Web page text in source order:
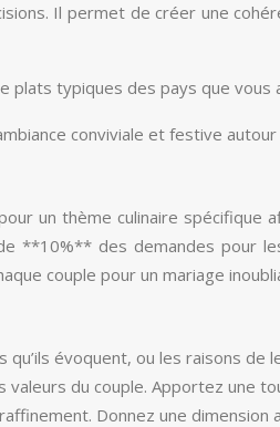
Il permet de créer une
typiques des pays que
conviviale et festive
un thème culinaire
**10%** des demandes
couple pour un mariage
évoquent, ou les raisons de
du couple. Apportez une
Donnez une